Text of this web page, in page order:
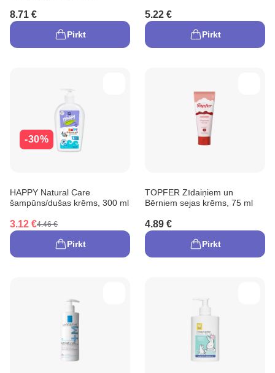
8.71 €
Pirkt
5.22 €
Pirkt
-30%
HAPPY Natural Care
šampūns/dušas krēms, 300 ml
3.12 €4.46 €
Pirkt
TOPFER Zīdaiņiem un
Bērniem sejas krēms, 75 ml
4.89 €
Pirkt